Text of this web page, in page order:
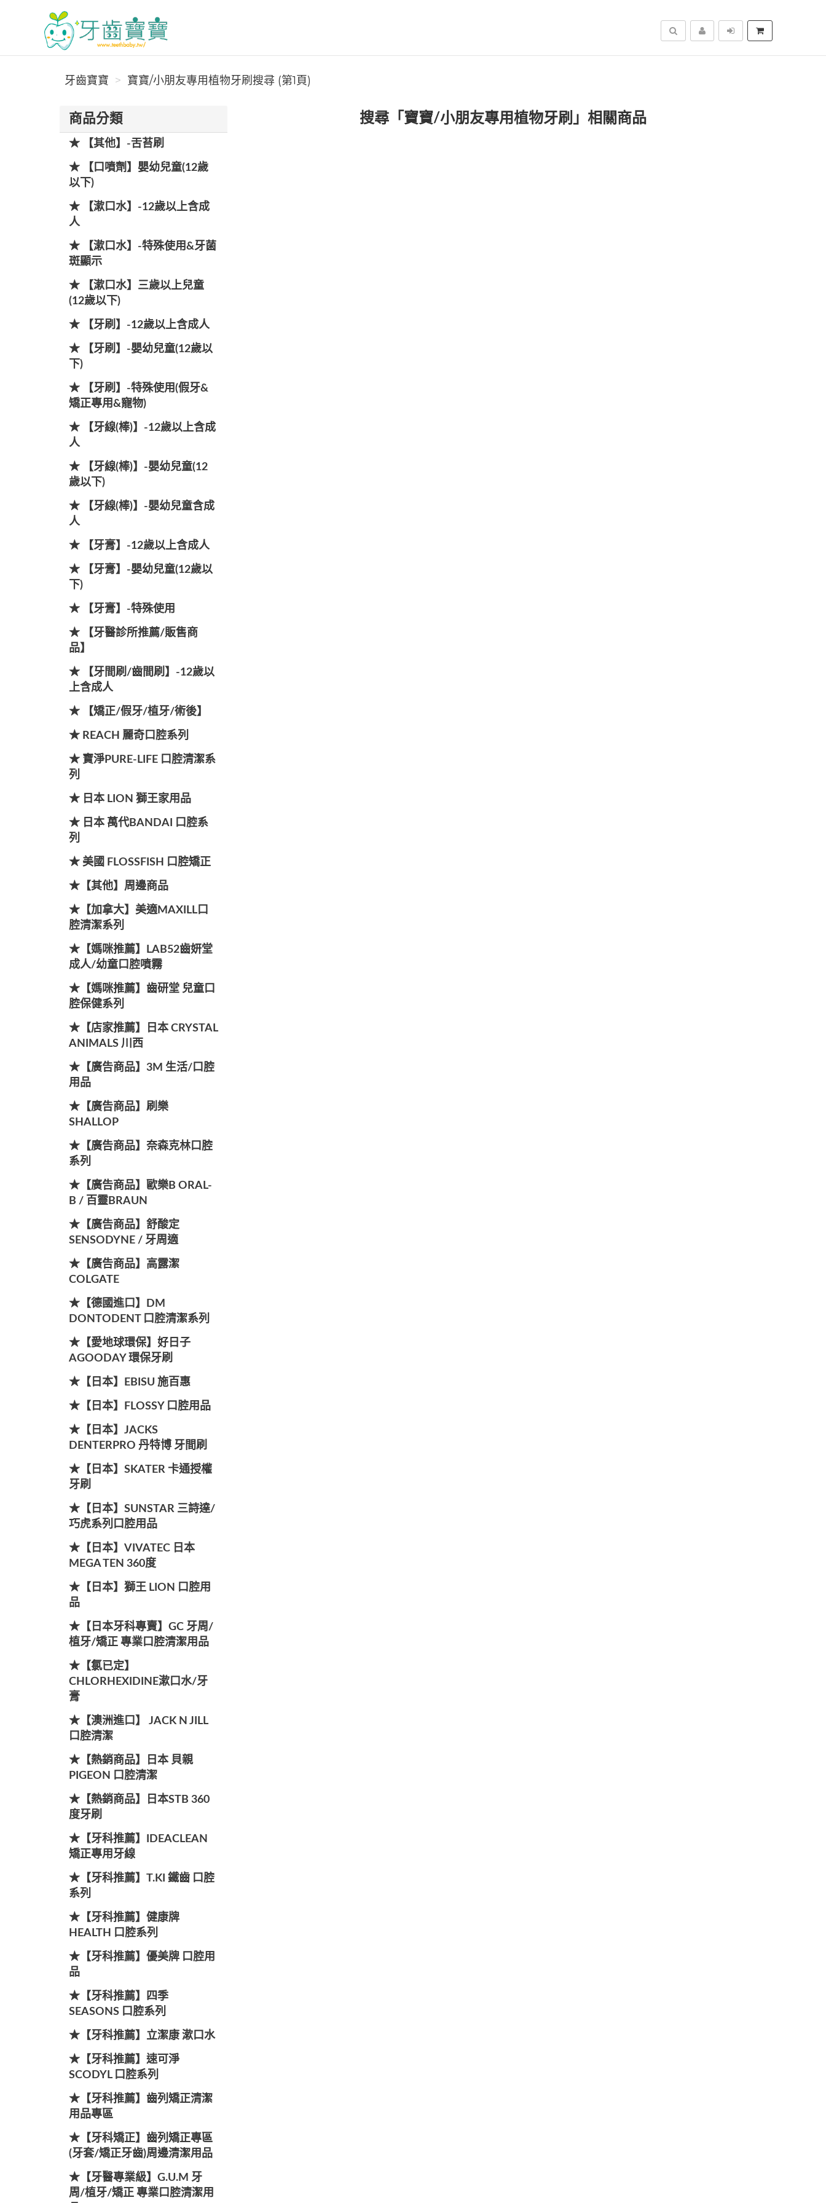
牙齒寶寶
搜尋
牙齒寶寶 寶寶/小朋友專用植物牙刷搜尋 (第1頁)
商品分類
★ 【其他】-舌苔刷
★ 【口噴劑】嬰幼兒童(12歲
以下)
★ 【漱口水】-12歲以上含成
人
★ 【漱口水】-特殊使用&牙菌
斑顯示
★ 【漱口水】三歲以上兒童
(12歲以下)
★ 【牙刷】-12歲以上含成人
★ 【牙刷】-嬰幼兒童(12歲以
下)
★ 【牙刷】-特殊使用(假牙&
矯正專用&寵物)
★ 【牙線(棒)】-12歲以上含成
人
★ 【牙線(棒)】-嬰幼兒童(12
歲以下)
★ 【牙線(棒)】-嬰幼兒童含成
人
★ 【牙膏】-12歲以上含成人
★ 【牙膏】-嬰幼兒童(12歲以
下)
★ 【牙膏】-特殊使用
★ 【牙醫診所推薦/販售商
品】
★ 【牙間刷/齒間刷】-12歲以
上含成人
★ 【矯正/假牙/植牙/術後】
★ REACH 麗奇口腔系列
★ 寶淨PURE-LIFE 口腔清潔系
列
★ 日本 LION 獅王家用品
★ 日本 萬代BANDAI 口腔系
列
★ 美國 FLOSSFISH 口腔矯正
★【其他】周邊商品
★【加拿大】美適MAXILL口
腔清潔系列
★【媽咪推薦】LAB52齒妍堂
成人/幼童口腔噴霧
★【媽咪推薦】齒研堂 兒童口
腔保健系列
★【店家推薦】日本 CRYSTAL
ANIMALS 川西
★【廣告商品】3M 生活/口腔
用品
★【廣告商品】刷樂
SHALLOP
★【廣告商品】奈森克林口腔
系列
★【廣告商品】歐樂B ORAL-
B / 百靈BRAUN
★【廣告商品】舒酸定
SENSODYNE / 牙周適
★【廣告商品】高露潔
COLGATE
★【德國進口】DM
DONTODENT 口腔清潔系列
★【愛地球環保】好日子
AGOODAY 環保牙刷
★【日本】EBISU 施百惠
★【日本】FLOSSY 口腔用品
★【日本】JACKS
DENTERPRO 丹特博 牙間刷
★【日本】SKATER 卡通授權
牙刷
★【日本】SUNSTAR 三詩達/
巧虎系列口腔用品
★【日本】VIVATEC 日本
MEGA TEN 360度
★【日本】獅王 LION 口腔用
品
★【日本牙科專賣】GC 牙周/
植牙/矯正 專業口腔清潔用品
★【氯已定】
CHLORHEXIDINE漱口水/牙
膏
★【澳洲進口】 JACK N JILL
口腔清潔
★【熱銷商品】日本 貝親
PIGEON 口腔清潔
★【熱銷商品】日本STB 360
度牙刷
★【牙科推薦】IDEACLEAN
矯正專用牙線
★【牙科推薦】T.KI 鐵齒 口腔
系列
★【牙科推薦】健康牌
HEALTH 口腔系列
★【牙科推薦】優美牌 口腔用
品
★【牙科推薦】四季
SEASONS 口腔系列
★【牙科推薦】立潔康 漱口水
★【牙科推薦】速可淨
SCODYL 口腔系列
★【牙科推薦】齒列矯正清潔
用品專區
★【牙科矯正】齒列矯正專區
(牙套/矯正牙齒)周邊清潔用品
★【牙醫專業級】G.U.M 牙
周/植牙/矯正 專業口腔清潔用
搜尋「寶寶/小朋友專用植物牙刷」相關商品